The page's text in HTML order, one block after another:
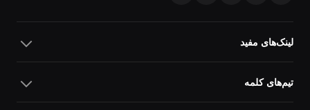
لینک‌های مفید
تیم‌های کلمه